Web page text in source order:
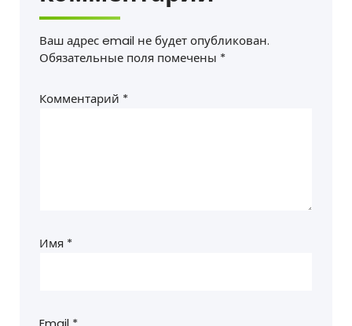
Ваш адрес email не будет опубликован.
Обязательные поля помечены *
Комментарий *
Имя *